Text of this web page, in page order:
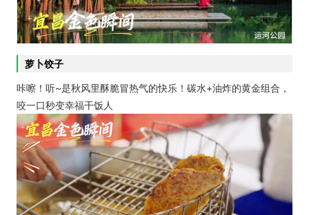
萝卜饺子
咔嚓！听~是秋风里酥脆冒热气的快乐！碳水+油炸的黄金组合，
咬一口秒变幸福干饭人